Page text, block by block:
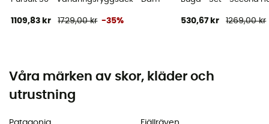
1109,83 kr 1729,00 kr -35% 530,67 kr 1269,00 kr
Våra märken av skor, kläder och
utrustning